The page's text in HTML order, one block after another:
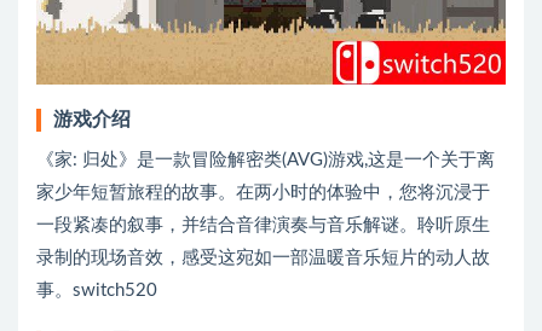
游戏介绍
《家: 归处》是一款冒险解密类(AVG)游戏,这是一个关于离
家少年短暂旅程的故事。在两小时的体验中，您将沉浸于
一段紧凑的叙事，并结合音律演奏与音乐解谜。聆听原生
录制的现场音效，感受这宛如一部温暖音乐短片的动人故
事。switch520